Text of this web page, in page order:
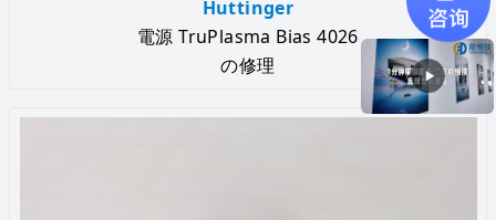
Huttinger
電源 TruPlasma Bias 4026
の修理